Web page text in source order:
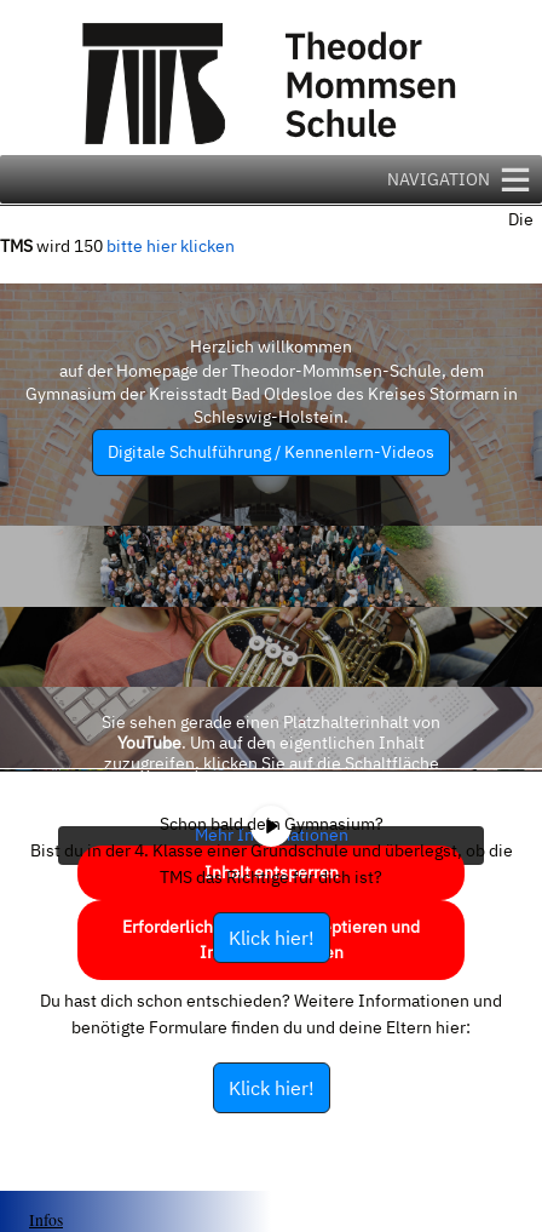
NAVIGATION
Die
TMSwird 150 bitte hier klicken
Herzlich willkommen
auf der Homepage der Theodor-Mommsen-Schule, dem
Gymnasium der Kreisstadt Bad Oldesloe des Kreises Stormarn in
Schleswig-Holstein.
Digitale Schulführung / Kennenlern-Videos
Sie sehen gerade einen Platzhalterinhalt von
YouTube. Um auf den eigentlichen Inhalt
zuzugreifen, klicken Sie auf die Schaltfläche
Mehr Informationen
Inhalt entsperren
Erforderlichen Service akzeptieren und
Inhalte entsperren
Schon bald dein Gymnasium?
Bist du in der 4. Klasse einer Grundschule und überlegst, ob die
TMS das Richtige für dich ist?
Klick hier!
Du hast dich schon entschieden? Weitere Informationen und
benötigte Formulare finden du und deine Eltern hier:
Klick hier!
Infos